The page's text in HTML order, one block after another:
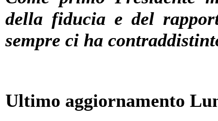
della fiducia e del
sempre ci ha
Ultimo aggiornamento